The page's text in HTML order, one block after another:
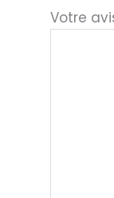
Votre